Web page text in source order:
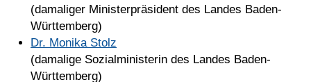
(damaliger Ministerpräsident des Landes Baden-
Württemberg)
Dr. Monika Stolz
(damalige Sozialministerin des Landes Baden-
Württemberg)